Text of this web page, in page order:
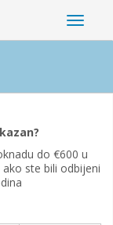
do €600 u
ste bili odbijeni